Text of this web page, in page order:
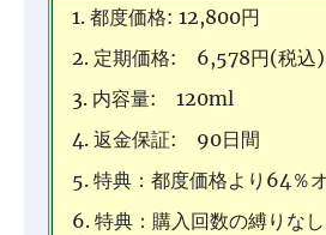
都度価格: 12,800円
定期価格: 6,578円(税込
内容量: 120ml
返金保証: 90日間
特典：都度価格より64％
特典：購入回数の縛りな